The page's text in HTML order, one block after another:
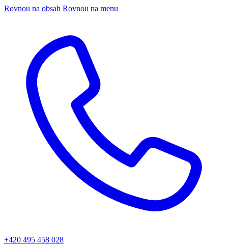
Rovnou na obsah Rovnou na menu
+420 495 458 028